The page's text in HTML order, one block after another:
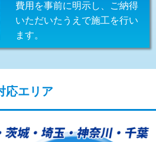
) 3,300円
置)
・HI）使
33,000円
費用を事前に明示し、ご納得
いただいたうえで施工を行い
ます。
応エリア